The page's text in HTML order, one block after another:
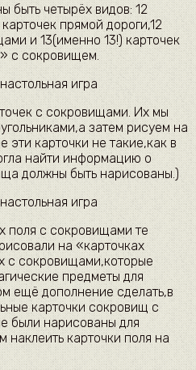
быть четырёх видов: 12
прямой дороги,12
и 13(именно 13!) карточек
с сокровищем.
с сокровищами. Их мы
затем рисуем на
карточки не такие,как в
найти информацию о
должны быть нарисованы.)
поля с сокровищами те
на «карточках
с сокровищами,которые
предметы для
ещё дополнение сделать,в
карточки сокровищ с
были нарисованы для
наклеить карточки поля на